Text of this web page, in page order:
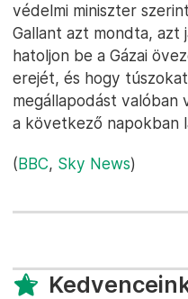
védelmi miniszter
Gallant azt mondta, azt
hatoljon be a Gázai
erejét, és hogy
megállapodást valóban
a következő napokban
(BBC, Sky News)